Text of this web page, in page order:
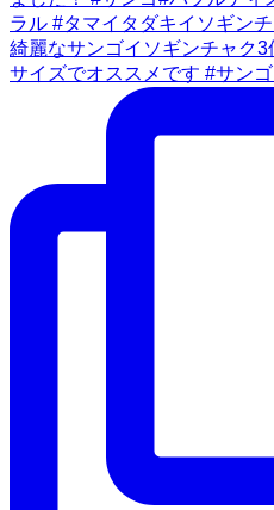
綺麗なサンゴイソギンチャク
サイズでオススメです #サン